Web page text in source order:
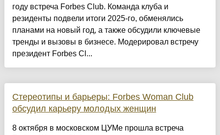
году встреча Forbes Club. Команда клуба и
резиденты подвели итоги 2025-го, обменялись
планами на новый год, а также обсудили ключевые
тренды и вызовы в бизнесе. Модерировал встречу
президент Forbes Cl...
Стереотипы и барьеры: Forbes Woman Club
обсудил карьеру молодых женщин
8 октября в московском ЦУМе прошла встреча